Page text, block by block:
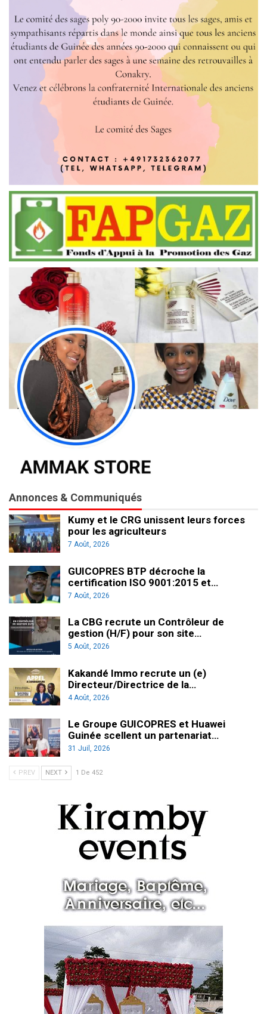
Annonces & Communiqués
Kumy et le CRG unissent leurs forces
pour les agriculteurs
7 Août, 2026
GUICOPRES BTP décroche la
certification ISO 9001:2015 et…
7 Août, 2026
La CBG recrute un Contrôleur de
gestion (H/F) pour son site…
5 Août, 2026
Kakandé Immo recrute un (e)
Directeur/Directrice de la…
4 Août, 2026
Le Groupe GUICOPRES et Huawei
Guinée scellent un partenariat…
31 Juil, 2026
PREV NEXT 1 De 452